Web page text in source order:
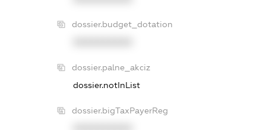
dossier.budget_dotation
dossier.palne_akciz
dossier.notInList
dossier.bigTaxPayerReg